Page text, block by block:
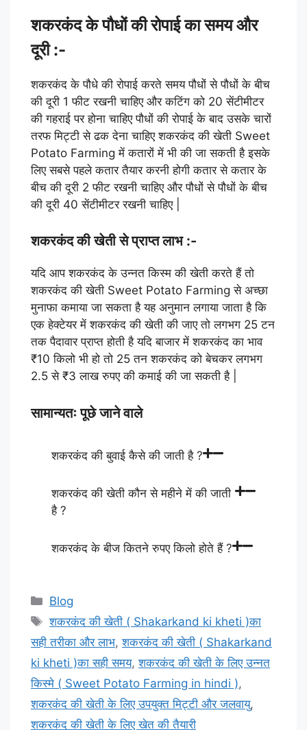
शकरकंद के पौधों की रोपाई का समय और
दूरी :-
शकरकंद के पौधे की रोपाई करते समय पौधों से पौधों के बीच
की दूरी 1 फीट रखनी चाहिए और कटिंग को 20 सेंटीमीटर
की गहराई पर होना चाहिए पौधों की रोपाई के बाद उसके चारों
तरफ मिट्टी से ढक देना चाहिए शकरकंद की खेती Sweet
Potato Farming में कतारों में भी की जा सकती है इसके
लिए सबसे पहले कतार तैयार करनी होगी कतार से कतार के
बीच की दूरी 2 फीट रखनी चाहिए और पौधों से पौधों के बीच
की दूरी 40 सेंटीमीटर रखनी चाहिए |
शकरकंद की खेती से प्राप्त लाभ :-
यदि आप शकरकंद के उन्नत किस्म की खेती करते हैं तो
शकरकंद की खेती Sweet Potato Farming से अच्छा
मुनाफा कमाया जा सकता है यह अनुमान लगाया जाता है कि
एक हेक्टेयर में शकरकंद की खेती की जाए तो लगभग 25 टन
तक पैदावार प्राप्त होती है यदि बाजार में शकरकंद का भाव
₹10 किलो भी हो तो 25 तन शकरकंद को बेचकर लगभग
2.5 से ₹3 लाख रुपए की कमाई की जा सकती है |
सामान्यतः पूछे जाने वाले
शकरकंद की बुवाई कैसे की जाती है ?
शकरकंद की खेती कौन से महीने में की जाती
है ?
शकरकंद के बीज कितने रुपए किलो होते हैं ?
Categories
Blog
Tags
शकरकंद की खेती ( Shakarkand ki kheti )का
सही तरीका और लाभ,शकरकंद की खेती ( Shakarkand
ki kheti )का सही समय,शकरकंद की खेती के लिए उन्नत
किस्मे ( Sweet Potato Farming in hindi ),
शकरकंद की खेती के लिए उपयुक्त मिट्टी और जलवायु,
शकरकंद की खेती के लिए खेत की तैयारी